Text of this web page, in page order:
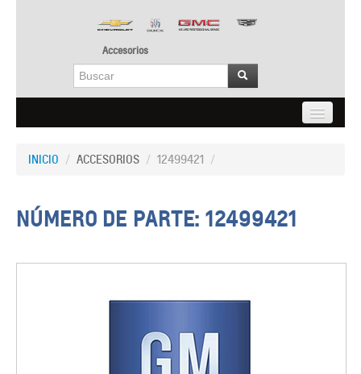
Accesorios
ACCESORIOS
INICIO / ACCESORIOS / 12499421 /
NÚMERO DE PARTE: 12499421